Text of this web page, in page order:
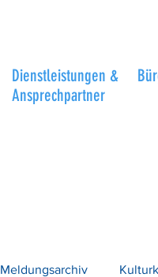
Dienstleistungen &
Ansprechpartner
Meldungsarchiv